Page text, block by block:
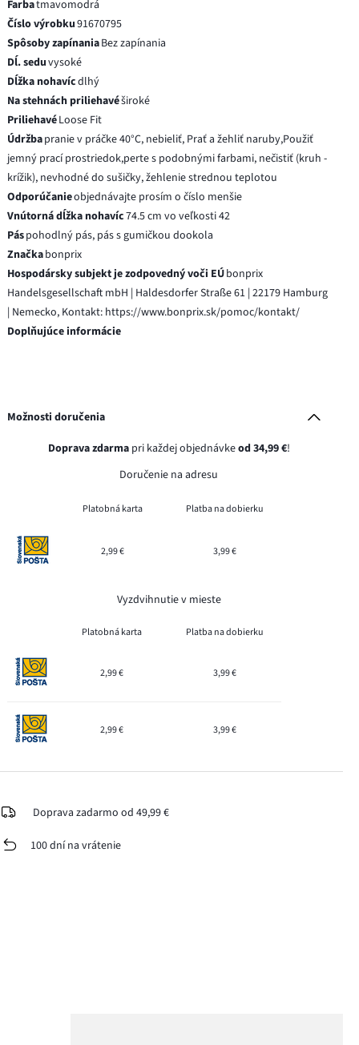
Farbatmavomodrá
Číslo výrobku91670795
Spôsoby zapínaniaBez zapínania
Dĺ. seduvysoké
Dĺžka nohavícdlhý
Na stehnách priliehavéširoké
PriliehavéLoose Fit
Údržbapranie v práčke 40°C, nebieliť, Prať a žehliť naruby,Použiť
jemný prací prostriedok,perte s podobnými farbami, nečistiť (kruh -
krížik), nevhodné do sušičky, žehlenie strednou teplotou
Odporúčanieobjednávajte prosím o číslo menšie
Vnútorná dĺžka nohavíc74.5 cm vo veľkosti 42
Páspohodlný pás, pás s gumičkou dookola
Značkabonprix
Hospodársky subjekt je zodpovedný voči EÚbonprix
Handelsgesellschaft mbH | Haldesdorfer Straße 61 | 22179 Hamburg
| Nemecko, Kontakt: https://www.bonprix.sk/pomoc/kontakt/
Doplňujúce informácie
Možnosti doručenia
Doprava zdarmapri každej objednávkeod 34,99 €!
Doručenie na adresu
Platobná karta Platba na dobierku
2,99 € 3,99 €
Vyzdvihnutie v mieste
Platobná karta Platba na dobierku
2,99 € 3,99 €
2,99 € 3,99 €
Doprava zadarmo od 49,99 €
100 dní na vrátenie